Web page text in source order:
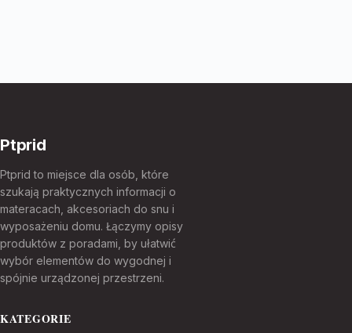
Ptprid
Ptprid to miejsce dla osób, które
szukają praktycznych informacji o
materacach, akcesoriach do snu i
wyposażeniu domu. Łączymy opisy
produktów z poradami, by ułatwić
wybór elementów do wygodnej i
spójnie urządzonej przestrzeni.
KATEGORIE